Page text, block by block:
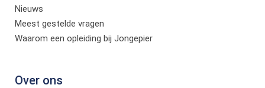
Nieuws
Meest gestelde vragen
Waarom een opleiding bij Jongepier
Over ons